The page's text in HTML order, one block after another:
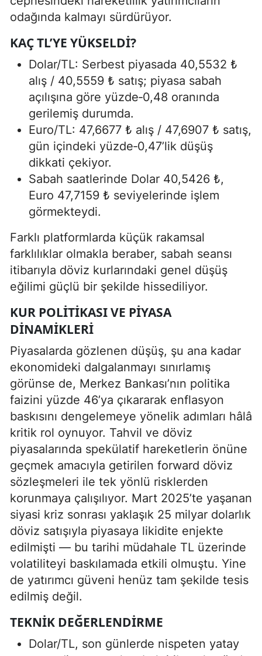
odağında kalmayı sürdürüyor.
KAÇ TL’YE YÜKSELDI?
Dolar/TL: Serbest piyasada 40,5532 ₺
alış / 40,5559 ₺ satış; piyasa sabah
açılışına göre yüzde‑0,48 oranında
gerilemiş durumda.
Euro/TL: 47,6677 ₺ alış / 47,6907 ₺ satış,
gün içindeki yüzde‑0,47’lik düşüş
dikkati çekiyor.
Sabah saatlerinde Dolar 40,5426 ₺,
Euro 47,7159 ₺ seviyelerinde işlem
görmekteydi.
Farklı platformlarda küçük rakamsal
farklılıklar olmakla beraber, sabah seansı
itibarıyla döviz kurlarındaki genel düşüş
eğilimi güçlü bir şekilde hissediliyor.
KUR POLITIKASI VE PIYASA
DINAMIKLERI
Piyasalarda gözlenen düşüş, şu ana kadar
ekonomideki dalgalanmayı sınırlamış
görünse de, Merkez Bankası’nın politika
faizini yüzde 46’ya çıkararak enflasyon
baskısını dengelemeye yönelik adımları hâlâ
kritik rol oynuyor. Tahvil ve döviz
piyasalarında spekülatif hareketlerin önüne
geçmek amacıyla getirilen forward döviz
sözleşmeleri ile tek yönlü risklerden
korunmaya çalışılıyor. Mart 2025’te yaşanan
siyasi kriz sonrası yaklaşık 25 milyar dolarlık
döviz satışıyla piyasaya likidite enjekte
edilmişti — bu tarihi müdahale TL üzerinde
volatiliteyi baskılamada etkili olmuştu. Yine
de yatırımcı güveni henüz tam şekilde tesis
edilmiş değil.
TEKNIK DEĞERLENDIRME
Dolar/TL, son günlerde nispeten yatay